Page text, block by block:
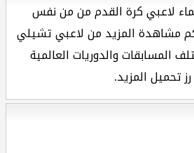
لاعبي كرة القدم من من نفس
مشاهدة المزيد من لاعبي تشيلي
المسابقات والدوريات العالمية
تحميل المزيد.